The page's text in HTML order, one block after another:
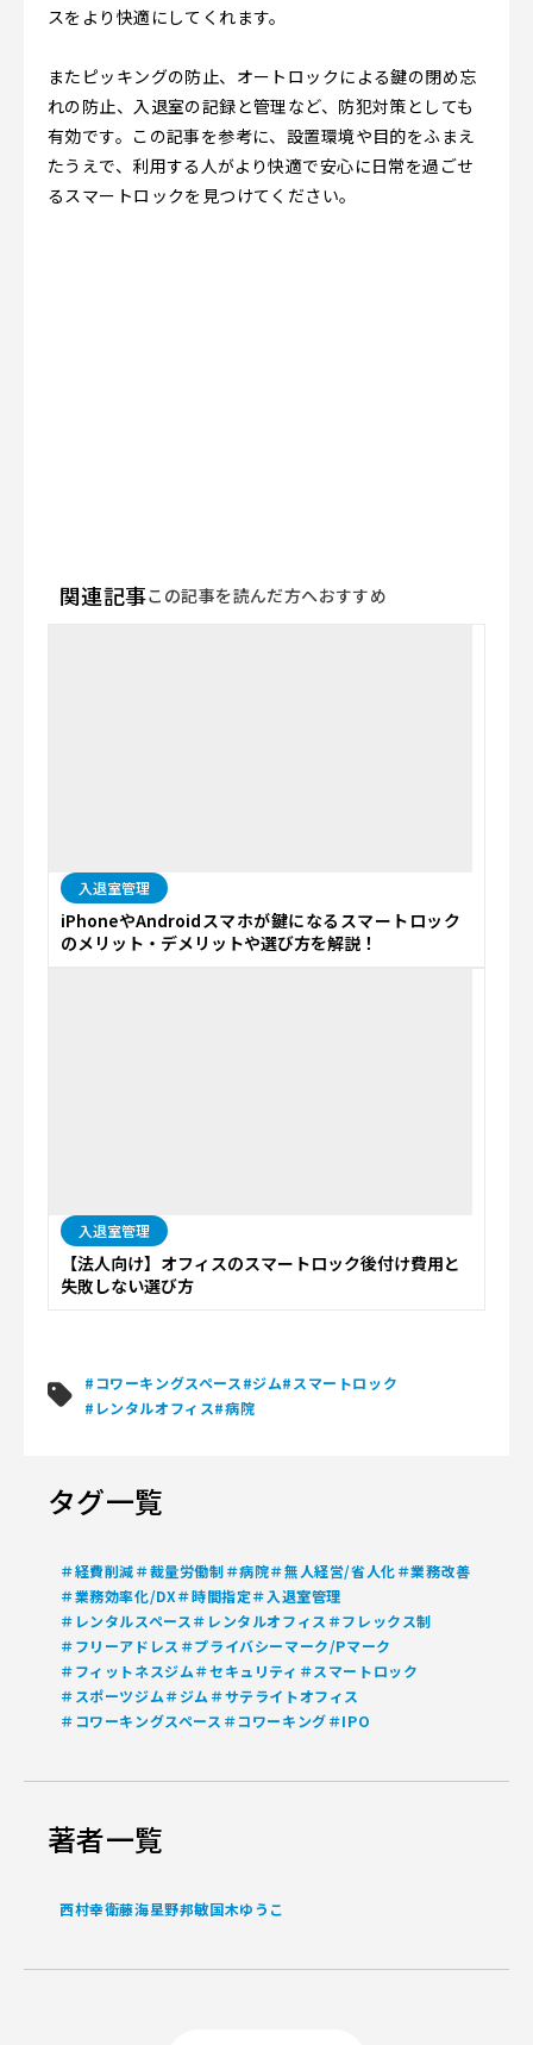
スをより快適にしてくれます。
またピッキングの防止、オートロックによる鍵の閉め忘
れの防止、入退室の記録と管理など、防犯対策としても
有効です。この記事を参考に、設置環境や目的をふまえ
たうえで、利用する人がより快適で安心に日常を過ごせ
るスマートロックを見つけてください。
関連記事この記事を読んだ方へおすすめ
入退室管理
iPhoneやAndroidスマホが鍵になるスマートロック
のメリット・デメリットや選び方を解説！
入退室管理
【法人向け】オフィスのスマートロック後付け費用と
失敗しない選び方
#コワーキングスペース#ジム#スマートロック
#レンタルオフィス#病院
タグ一覧
＃経費削減＃裁量労働制＃病院＃無人経営/省人化＃業務改善
＃業務効率化/DX＃時間指定＃入退室管理
＃レンタルスペース＃レンタルオフィス ＃フレックス制
＃フリーアドレス ＃プライバシーマーク/Pマーク
＃フィットネスジム＃セキュリティ ＃スマートロック
＃スポーツジム＃ジム ＃サテライトオフィス
＃コワーキングスペース ＃コワーキング＃IPO
著者一覧
西村幸衛藤海星野邦敏国木ゆうこ